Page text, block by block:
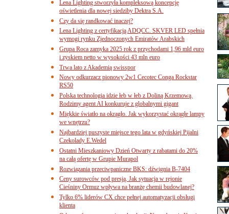
Lena Lighting stworzyła kompleksową koncepcję
oświetlenia dla nowej siedziby Dektra S.A.
Czy da się randkować inaczej?
Lena Lighting z certyfikacją ADQCC. SKVER LED spełnia
wymogi rynku Zjednoczonych Emiratów Arabskich
Grupa Roca zamyka 2025 rok z przychodami 1,96 mld euro
i zyskiem netto w wysokości 43 mln euro
Trwa lato z Akademią swisspor
Nowy odkurzacz pionowy 2w1 Cecotec Conga Rockstar
RS50
Polska technologia idzie łeb w łeb z Doliną Krzemową.
Rodzimy agent AI konkuruje z globalnymi gigant
Miękkie światło na okrągło. Jak wykorzystać okrągłe lampy
we wnętrzu?
Najbardziej puszyste miejsce tego lata w gdyńskiej Pijalni
Czekolady E.Wedel
Ostatni Mieszkaniowy Dzień Otwarty z rabatami do 20%
na całą ofertę w Grupie Murapol
Rozwiązania przeciwpaniczne BKS: dźwignia B-7404
Ceny surowców pod presją. Jak sytuacja w rejonie
Cieśniny Ormuz wpływa na branżę chemii budowlanej?
Tylko 6% liderów CX chce pełnej automatyzacji obsługi
klienta